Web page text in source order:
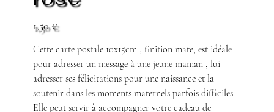
1,50 €
Cette carte postale 10x15cm , finition mate, est idéale
pour adresser un message à une jeune maman , lui
adresser ses félicitations pour une naissance et la
soutenir dans les moments maternels parfois difficiles.
Elle peut servir à accompagner votre cadeau de